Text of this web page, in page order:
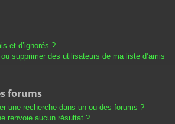
et d’ignorés ?
supprimer des utilisateurs de ma liste d’amis
forums
une recherche dans un ou des forums ?
renvoie aucun résultat ?